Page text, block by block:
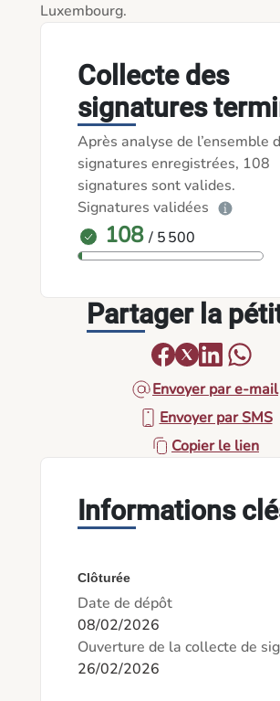
Luxembourg.
Collecte des
signatures
Après analyse de l’ensemble
signatures enregistrées, 108
signatures sont valides.
Signatures validées
108 / 5 500
Partager la
Envoyer par e-mail
Envoyer par SMS
Copier le lien
Informations
Clôturée
Date de dépôt
08/02/2026
Ouverture de la collecte de
26/02/2026